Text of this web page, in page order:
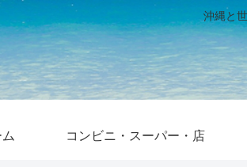
沖縄と
コンビニ・スーパー・店